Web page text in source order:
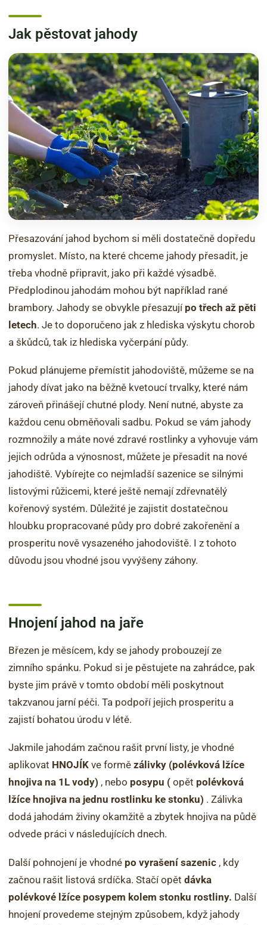
Jak pěstovat jahody
Přesazování jahod bychom si měli dostatečně dopředu
promyslet. Místo, na které chceme jahody přesadit, je
třeba vhodně připravit, jako při každé výsadbě.
Předplodinou jahodám mohou být například rané
brambory. Jahody se obvykle přesazují po třech až pěti
letech. Je to doporučeno jak z hlediska výskytu chorob
a škůdců, tak iz hlediska vyčerpání půdy.
Pokud plánujeme přemístit jahodoviště, můžeme se na
jahody dívat jako na běžně kvetoucí trvalky, které nám
zároveň přinášejí chutné plody. Není nutné, abyste za
každou cenu obměňovali sadbu. Pokud se vám jahody
rozmnožily a máte nové zdravé rostlinky a vyhovuje vám
jejich odrůda a výnosnost, můžete je přesadit na nové
jahodiště. Vybírejte co nejmladší sazenice se silnými
listovými růžicemi, které ještě nemají zdřevnatělý
kořenový systém. Důležité je zajistit dostatečnou
hloubku propracované půdy pro dobré zakořenění a
prosperitu nově vysazeného jahodoviště. I z tohoto
důvodu jsou vhodné jsou vyvýšeny záhony.
Hnojení jahod na jaře
Březen je měsícem, kdy se jahody probouzejí ze
zimního spánku. Pokud si je pěstujete na zahrádce, pak
byste jim právě v tomto období měli poskytnout
takzvanou jarní péči. Ta podpoří jejich prosperitu a
zajistí bohatou úrodu v létě.
Jakmile jahodám začnou rašit první listy, je vhodné
aplikovat HNOJÍK ve formě zálivky (polévková lžíce
hnojiva na 1L vody) , nebo posypu ( opět polévková
lžíce hnojiva na jednu rostlinku ke stonku) . Zálivka
dodá jahodám živiny okamžitě a zbytek hnojiva na půdě
odvede práci v následujících dnech.
Další pohnojení je vhodné po vyrašení sazenic , kdy
začnou rašit listová srdíčka. Stačí opět dávka
polévkové lžíce posypem kolem stonku rostliny. Další
hnojení provedeme stejným způsobem, když jahody